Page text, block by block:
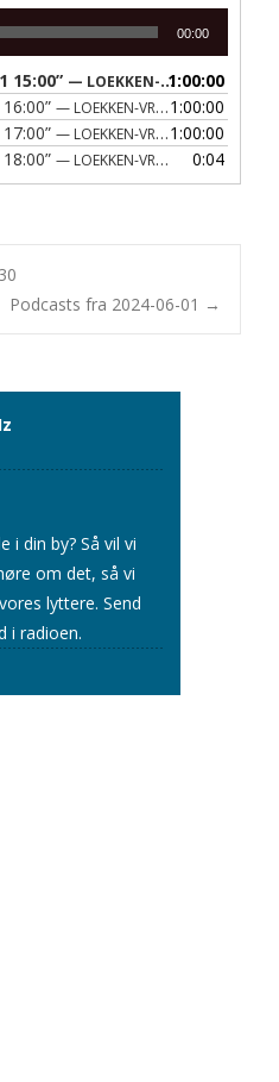
00:00
15:00” — LOEKKEN-VRAA NAERRADIO 1:00:00
— LOEKKEN-VRAA NAERRADIO
1:00:00
— LOEKKEN-VRAA NAERRADIO
1:00:00
— LOEKKEN-VRAA NAERRADIO 0:04
Podcasts fra 2024-06-01 →
i din by? Så vil vi
om det, så vi
lyttere. Send
i radioen.